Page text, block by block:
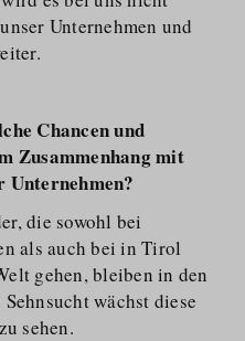
Unternehmen und
Chancen und
Zusammenhang mit
die sowohl bei
als auch bei in Tirol
gehen, bleiben in den
wächst diese
sehen.